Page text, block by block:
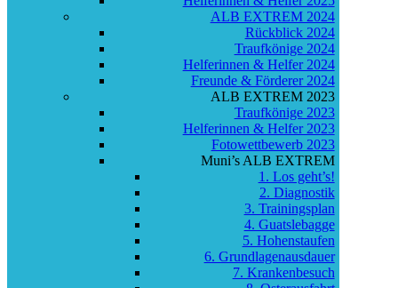
ALB EXTREM 2024
Rückblick 2024
Traufkönige 2024
Helferinnen & Helfer 2024
Freunde & Förderer 2024
ALB EXTREM 2023
Traufkönige 2023
Helferinnen & Helfer 2023
Fotowettbewerb 2023
Muni’s ALB EXTREM
1. Los geht’s!
2. Diagnostik
3. Trainingsplan
4. Guatslebagge
5. Hohenstaufen
6. Grundlagenausdauer
7. Krankenbesuch